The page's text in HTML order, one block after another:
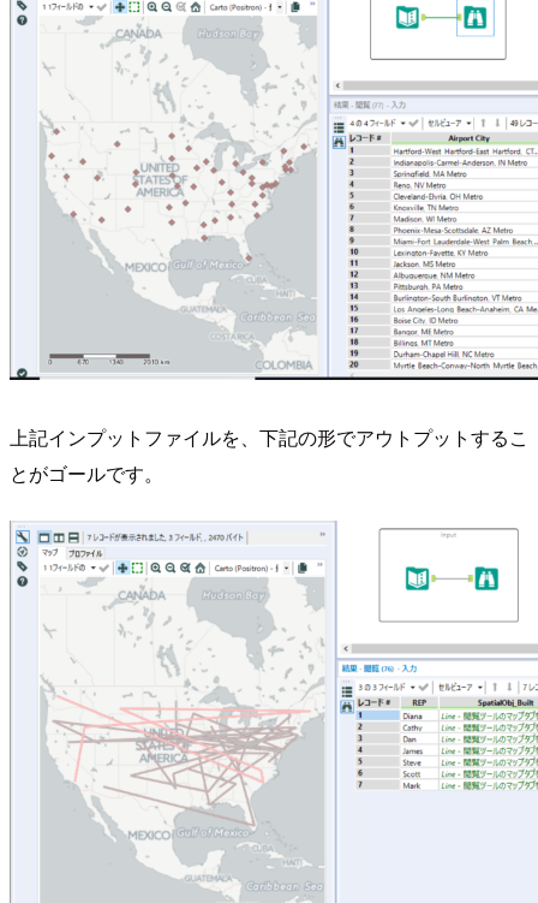
上記インプットファイルを、下記の形でアウトプットするこ
とがゴールです。